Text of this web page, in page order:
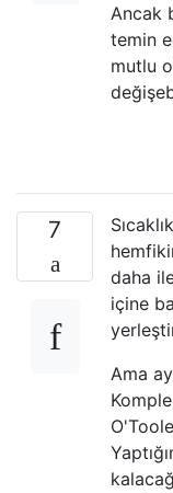
Ancak
temin
mutlu
7
daha
içine
Ama